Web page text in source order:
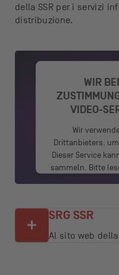
della SSR per i servizi
distribuzione.
WIR
VIDEO-
Wir
Drittanbieters,
Dieser Service
sammeln. Bitte
Mehr
SRG SSR
Al sito web della